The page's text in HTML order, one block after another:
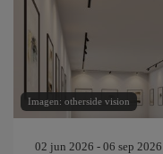
Imagen: otherside vision
02 jun 2026 - 06 sep 2026